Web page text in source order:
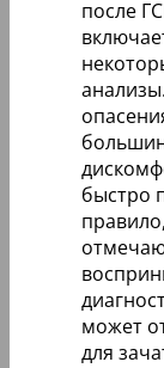
после
быстро
может
для